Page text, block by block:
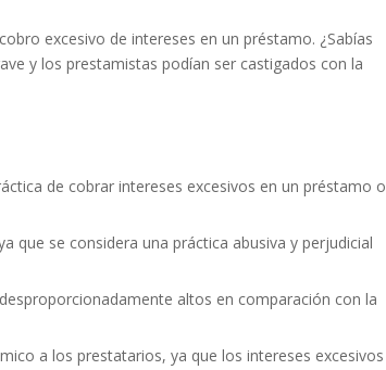
excesivo de intereses en un préstamo. ¿Sabías
y los prestamistas podían ser castigados con la
de cobrar intereses excesivos en un préstamo o
que se considera una práctica abusiva y perjudicial
altos en comparación con la
a los prestatarios, ya que los intereses excesivos